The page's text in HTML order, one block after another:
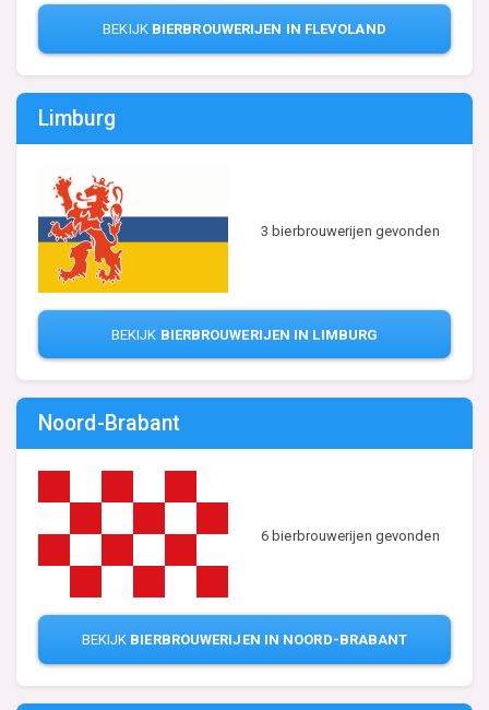
BEKIJK BIERBROUWERIJEN IN FLEVOLAND
Limburg
3 bierbrouwerijen gevonden
BEKIJK BIERBROUWERIJEN IN LIMBURG
Noord-Brabant
6 bierbrouwerijen gevonden
BEKIJK BIERBROUWERIJEN IN NOORD-BRABANT